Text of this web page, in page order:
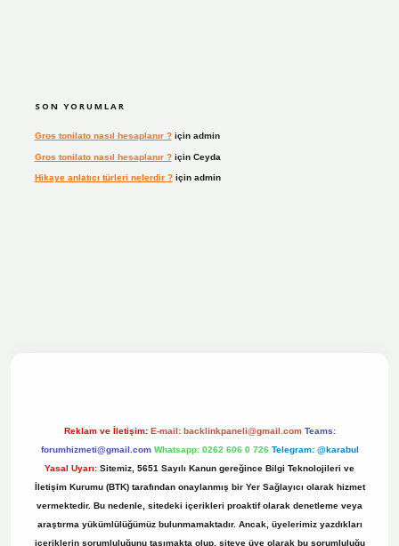
SON YORUMLAR
Gros tonilato nasıl hesaplanır ?için admin
Gros tonilato nasıl hesaplanır ?için Ceyda
Hikaye anlatıcı türleri nelerdir ?için admin
Reklam ve İletişim: E-mail: backlinkpaneli@gmail.com Teams:
forumhizmeti@gmail.com Whatsapp: 0262 606 0 726 Telegram: @karabul
Yasal Uyarı: Sitemiz, 5651 Sayılı Kanun gereğince Bilgi Teknolojileri ve
İletişim Kurumu (BTK) tarafından onaylanmış bir Yer Sağlayıcı olarak hizmet
vermektedir. Bu nedenle, sitedeki içerikleri proaktif olarak denetleme veya
araştırma yükümlülüğümüz bulunmamaktadır. Ancak, üyelerimiz yazdıkları
içeriklerin sorumluluğunu taşımakta olup, siteye üye olarak bu sorumluluğu